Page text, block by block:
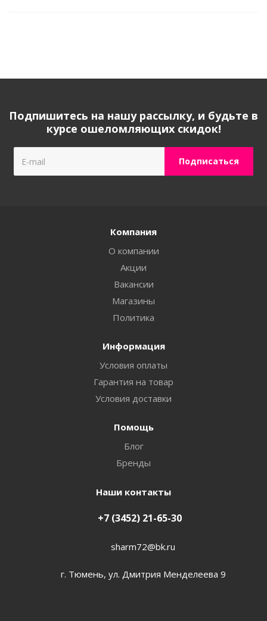
Подпишитесь на нашу рассылку, и будьте в
курсе ошеломляющих скидок!
Компания
О компании
Акции
Вакансии
Магазины
Политика
Информация
Условия оплаты
Гарантия на товар
Условия доставки
Помощь
Блог
Бренды
Наши контакты
+7 (3452) 21-65-30
sharm72@bk.ru
г. Тюмень, ул. Дмитрия Менделеева 9